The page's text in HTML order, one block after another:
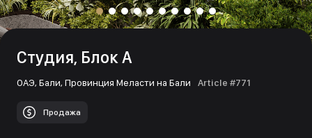
Студия, Блок А
ОАЭ, Бали, Провинция Меласти на Бали Article #771
Продажа